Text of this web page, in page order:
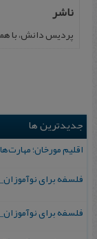
ناشر
پردیس‌ دانش‌، با
جدیدترین ها
اقلیم مورخان؛
فلسفه برای
فلسفه برای